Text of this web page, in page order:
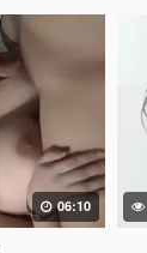
06:10